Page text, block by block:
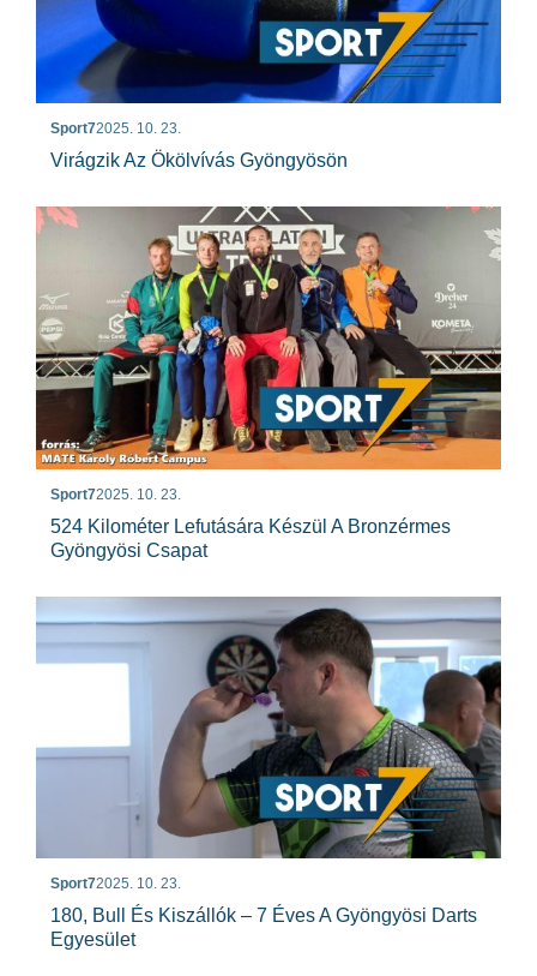
Sport72025. 10. 23.
Virágzik Az Ökölvívás Gyöngyösön
Sport72025. 10. 23.
524 Kilométer Lefutására Készül A Bronzérmes
Gyöngyösi Csapat
Sport72025. 10. 23.
180, Bull És Kiszállók – 7 Éves A Gyöngyösi Darts
Egyesület